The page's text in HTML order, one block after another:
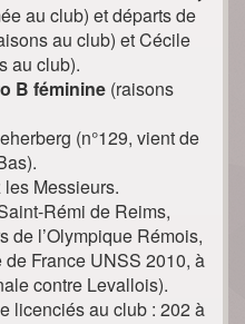
au club) et départs de
au club) et Cécile
au club).
B féminine (raisons
(n°129, vient de
Messieurs.
Rémi de Reims,
de l’Olympique Rémois,
France UNSS 2010, à
contre Levallois).
licenciés au club : 202 à